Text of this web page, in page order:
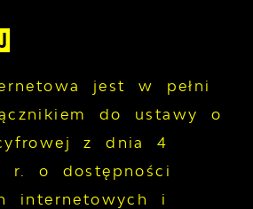
jest w pełni
do ustawy o
z dnia 4
r. o dostępności
internetowych i